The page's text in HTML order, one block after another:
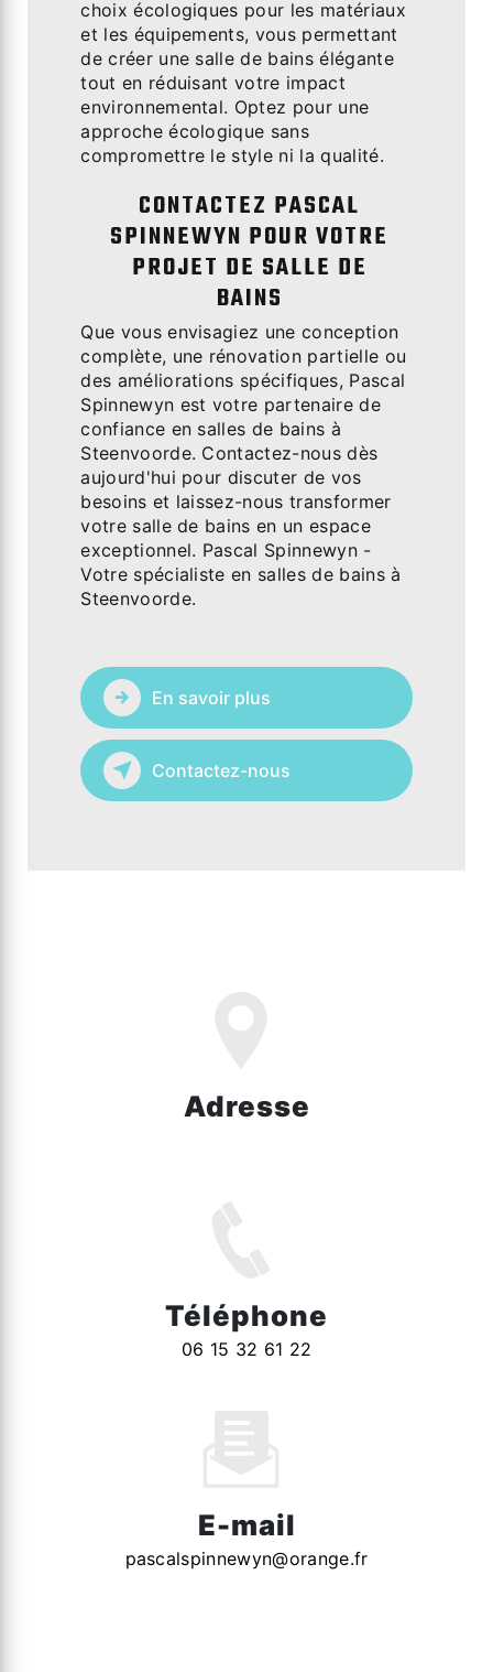
choix écologiques pour les matériaux
et les équipements, vous permettant
de créer une salle de bains élégante
tout en réduisant votre impact
environnemental. Optez pour une
approche écologique sans
compromettre le style ni la qualité.
CONTACTEZ PASCAL
SPINNEWYN POUR VOTRE
PROJET DE SALLE DE
BAINS
Que vous envisagiez une conception
complète, une rénovation partielle ou
des améliorations spécifiques, Pascal
Spinnewyn est votre partenaire de
confiance en salles de bains à
Steenvoorde. Contactez-nous dès
aujourd'hui pour discuter de vos
besoins et laissez-nous transformer
votre salle de bains en un espace
exceptionnel. Pascal Spinnewyn -
Votre spécialiste en salles de bains à
Steenvoorde.
En savoir plus
Contactez-nous
Adresse
Téléphone
06 15 32 61 22
E-mail
pascalspinnewyn@orange.fr